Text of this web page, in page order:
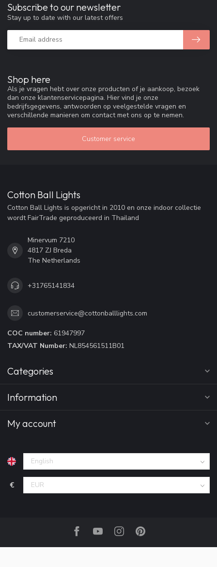
Shop here
Als je vragen hebt over onze producten of je aankoop, bezoek
dan onze klantenservicepagina. Hier vind je onze
bedrijfsgegevens, antwoorden op veelgestelde vragen en
verschillende manieren om contact met ons op te nemen.
Customer service
Subscribe to our newsletter
Stay up to date with our latest offers
Cotton Ball Lights
Cotton Ball Lights is opgericht in 2010 en onze indoor collectie
wordt FairTrade geproduceerd in Thailand
Minervum 7210
4817 ZJ Breda
The Netherlands
+31765141834
customerservice@cottonballlights.com
COC number: 61947997
TAX/VAT Number: NL854561511B01
Categories
Information
My account
€